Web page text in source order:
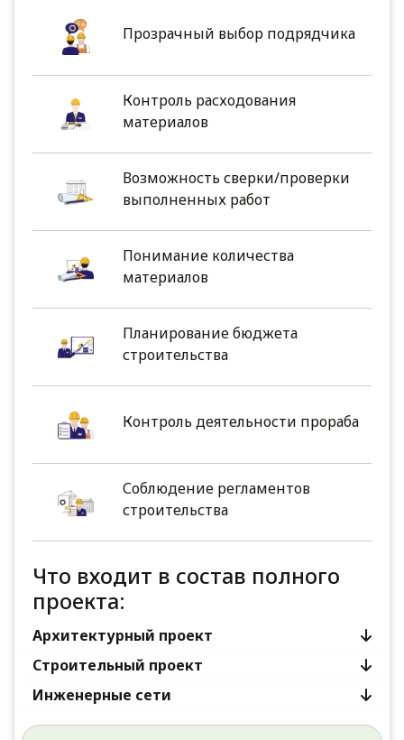
Прозрачный выбор подрядчика
Контроль расходования
материалов
Возможность сверки/проверки
выполненных работ
Понимание количества
материалов
Планирование бюджета
строительства
Контроль деятельности прораба
Соблюдение регламентов
строительства
Что входит в состав полного
проекта:
Архитектурный проект
Строительный проект
Инженерные сети